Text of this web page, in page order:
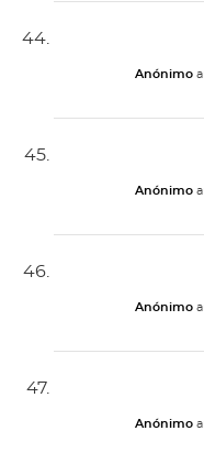
Anónimo
Anónimo
Anónimo
Anónimo